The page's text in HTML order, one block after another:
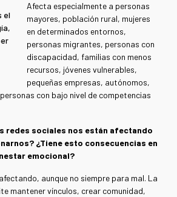
el
Afecta especialmente a personas
mayores, población rural, mujeres
en determinados entornos,
personas migrantes, personas con
discapacidad, familias con menos
recursos, jóvenes vulnerables,
pequeñas empresas, autónomos,
con bajo nivel de competencias
redes sociales nos están afectando
¿Tiene esto consecuencias en
emocional?
aunque no siempre para mal. La
mantener vínculos, crear comunidad,